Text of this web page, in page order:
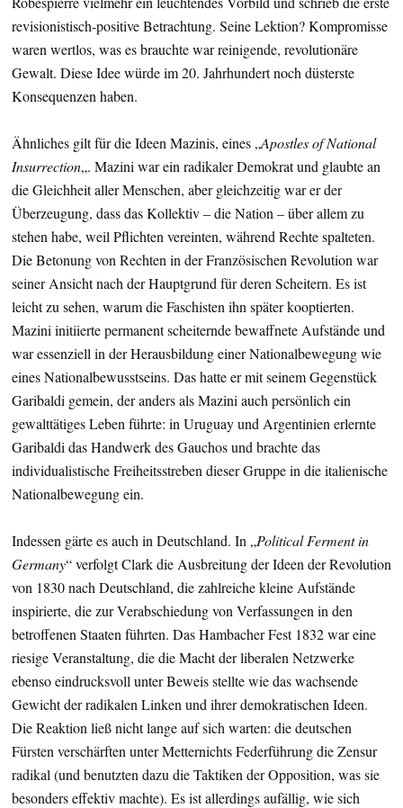
revisionistisch-positive Betrachtung. Seine Lektion? Kompromisse
waren wertlos, was es brauchte war reinigende, revolutionäre
Gewalt. Diese Idee würde im 20. Jahrhundert noch düsterste
Konsequenzen haben.
Ähnliches gilt für die Ideen Mazinis, eines „Apostles of National
Insurrection„. Mazini war ein radikaler Demokrat und glaubte an
die Gleichheit aller Menschen, aber gleichzeitig war er der
Überzeugung, dass das Kollektiv – die Nation – über allem zu
stehen habe, weil Pflichten vereinten, während Rechte spalteten.
Die Betonung von Rechten in der Französischen Revolution war
seiner Ansicht nach der Hauptgrund für deren Scheitern. Es ist
leicht zu sehen, warum die Faschisten ihn später kooptierten.
Mazini initiierte permanent scheiternde bewaffnete Aufstände und
war essenziell in der Herausbildung einer Nationalbewegung wie
eines Nationalbewusstseins. Das hatte er mit seinem Gegenstück
Garibaldi gemein, der anders als Mazini auch persönlich ein
gewalttätiges Leben führte: in Uruguay und Argentinien erlernte
Garibaldi das Handwerk des Gauchos und brachte das
individualistische Freiheitsstreben dieser Gruppe in die italienische
Nationalbewegung ein.
Indessen gärte es auch in Deutschland. In „Political Ferment in
Germany“ verfolgt Clark die Ausbreitung der Ideen der Revolution
von 1830 nach Deutschland, die zahlreiche kleine Aufstände
inspirierte, die zur Verabschiedung von Verfassungen in den
betroffenen Staaten führten. Das Hambacher Fest 1832 war eine
riesige Veranstaltung, die die Macht der liberalen Netzwerke
ebenso eindrucksvoll unter Beweis stellte wie das wachsende
Gewicht der radikalen Linken und ihrer demokratischen Ideen.
Die Reaktion ließ nicht lange auf sich warten: die deutschen
Fürsten verschärften unter Metternichts Federführung die Zensur
radikal (und benutzten dazu die Taktiken der Opposition, was sie
besonders effektiv machte). Es ist allerdings aufällig, wie sich